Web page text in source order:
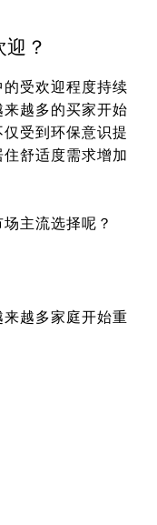
？
受欢迎程度持续
越多的买家开始
受到环保意识提
舒适度需求增加
主流选择呢？
越多家庭开始重